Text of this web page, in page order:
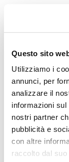
Questo sito
Utilizziamo i
annunci, per
analizzare il
informazioni
nostri partner
pubblicità e
con altre
raccolto dal
BCM102W24
COD.